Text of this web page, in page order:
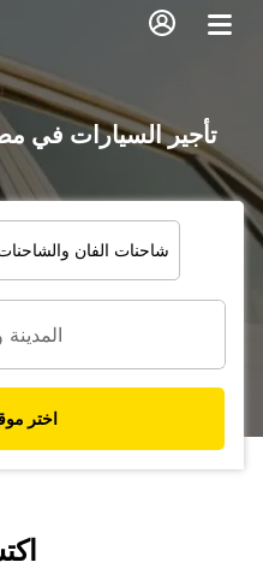
تأجير السيارات في
شاحنات الفان والشاحنات
اختر